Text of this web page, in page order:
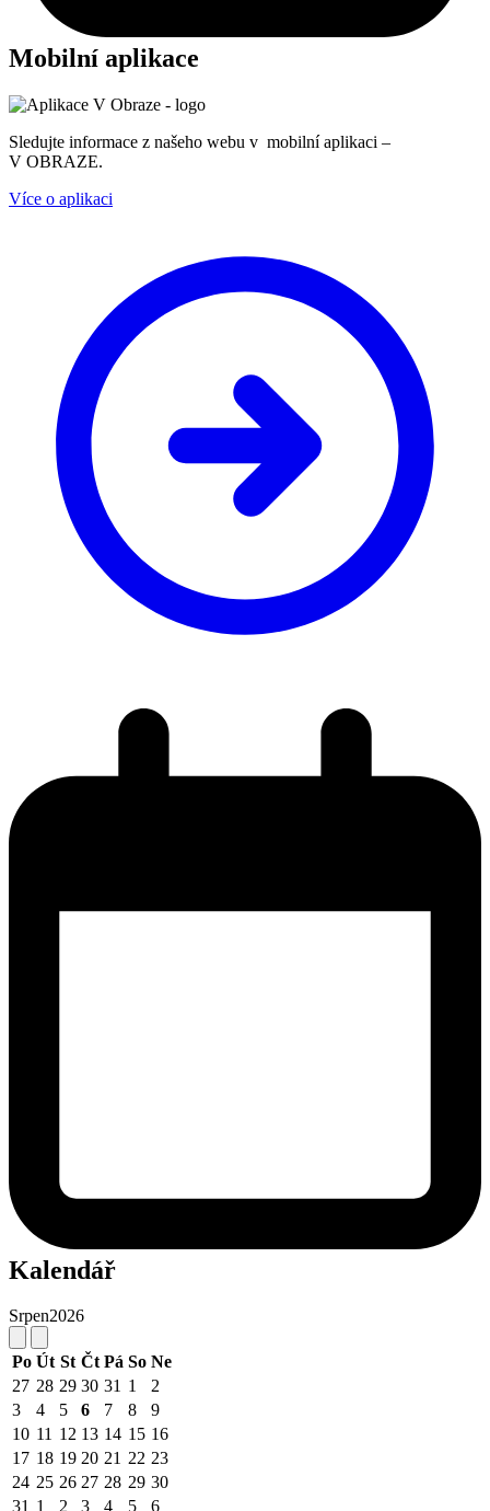
Mobilní aplikace
Sledujte informace z našeho webu v mobilní aplikaci –
V OBRAZE.
Více o aplikaci
Kalendář
Srpen2026
Po Út St Čt Pá So Ne
27 28 29 30 31 1
2
3
4 5 6 7 8
9
10 11 12 13 14 15 16
17 18 19 20 21 22 23
24 25 26 27 28 29 30
31 1 2 3 4 5 6